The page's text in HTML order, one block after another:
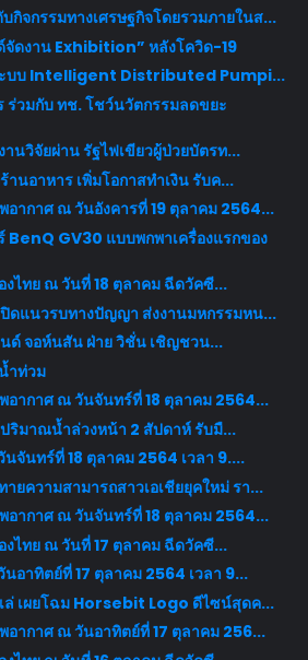
กิจกรรมทางเศรษฐกิจโดยรวมภายในส...
จัดงาน Exhibition” หลังโควิด-19
ะบบ Intelligent Distributed Pumpi...
วมกับ ทช. โชว์นวัตกรรมลดขยะ
นวิจัยผ่าน รัฐไฟเขียวผู้ป่วยบัตรท...
านอาหาร เพิ่มโอกาสทำเงิน รับค...
ากาศ ณ วันอังคารที่ 19 ตุลาคม 2564...
BenQ GV30 แบบพกพาเครื่องแรกของ
งไทย ณ วันที่ 18 ตุลาคม ฉีดวัคซี...
ดแนวรบทางปัญญา ส่งงานมหกรรมหน...
ด์ จอห์นสัน ฝ่าย วิชั่น เชิญชวน...
ำท่วม
ากาศ ณ วันจันทร์ที่ 18 ตุลาคม 2564...
ริมาณน้ำล่วงหน้า 2 สัปดาห์ รับมื...
จันทร์ที่ 18 ตุลาคม 2564 เวลา 9....
ยความสามารถสาวเอเชียยุคใหม่ รา...
ากาศ ณ วันจันทร์ที่ 18 ตุลาคม 2564...
งไทย ณ วันที่ 17 ตุลาคม ฉีดวัคซี...
อาทิตย์ที่ 17 ตุลาคม 2564 เวลา 9...
ล่ เผยโฉม Horsebit Logo ดีไซน์สุดค...
ากาศ ณ วันอาทิตย์ที่ 17 ตุลาคม 256...